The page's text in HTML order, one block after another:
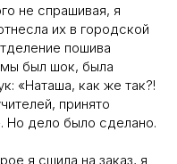
не спрашивая, я
их в городской
пошива
был шок, была
«Наташа, как же так?!
принято
Но дело было сделано.
я сшила на заказ, я